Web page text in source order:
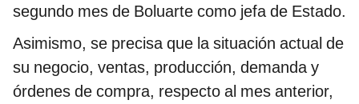
segundo mes de Boluarte como jefa de Estado.
Asimismo, se precisa que la situación actual de
su negocio, ventas, producción, demanda y
órdenes de compra, respecto al mes anterior,